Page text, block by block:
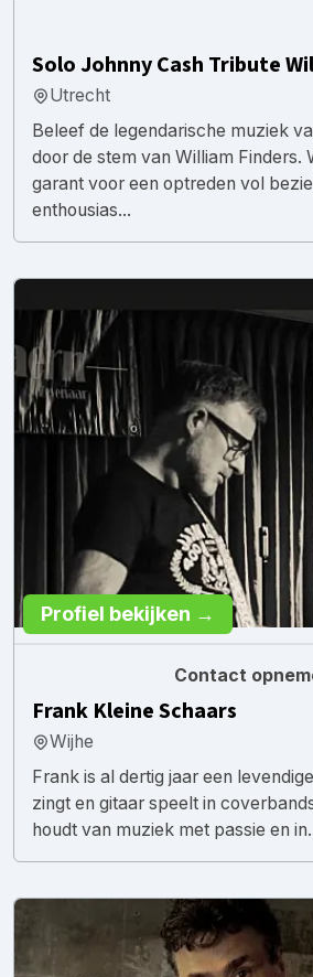
Solo Johnny Cash Tribute
Utrecht
Beleef de legendarische muziek
door de stem van William Finders.
garant voor een optreden vol
enthousias...
Profiel bekijken →
Contact
Frank Kleine Schaars
Wijhe
Frank is al dertig jaar een
zingt en gitaar speelt in
houdt van muziek met passie en